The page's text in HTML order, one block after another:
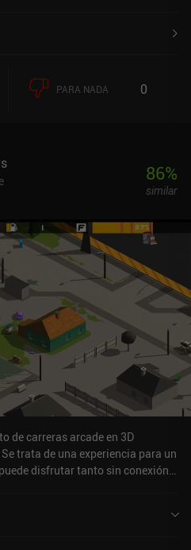
PARA NADA 0
86%
similar
de carreras arcade en 3D
trata de una experiencia para un
disfrutar tanto sin conexión
una valoración de 4,1